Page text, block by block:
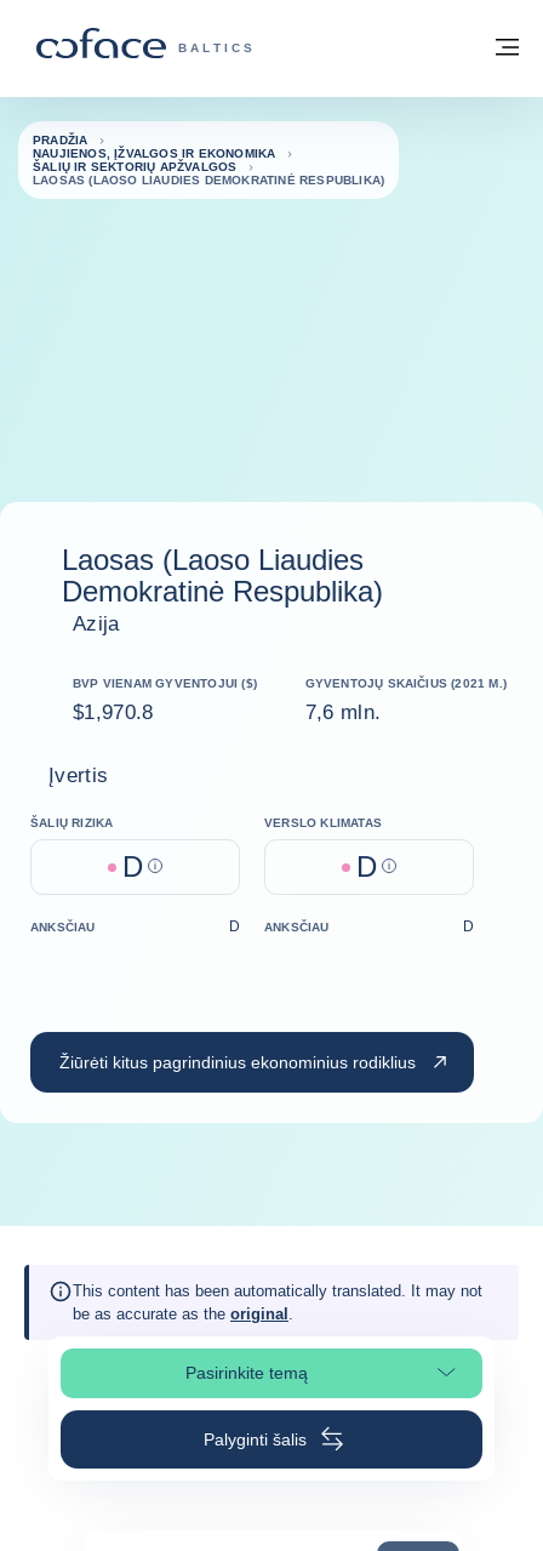
„COFACE“ FOR TRADE - GRUPĖS
BALTICS
Grįžti į pradžią
PRADŽIA
NAUJIENOS, ĮŽVALGOS IR EKONOMIKA
ŠALIŲ IR SEKTORIŲ APŽVALGOS
LAOSAS (LAOSO LIAUDIES DEMOKRATINĖ RESPUBLIKA)
Laosas (Laoso Liaudies
Demokratinė Respublika)
Azija
BVP VIENAM GYVENTOJUI ($)
$1,970.8
GYVENTOJŲ SKAIČIUS (2021 M.)
7,6 mln.
Įvertis
ŠALIŲ RIZIKA
D Help
VERSLO KLIMATAS
D Help
ANKSČIAU D ANKSČIAU D
Žiūrėti kitus pagrindinius ekonominius rodiklius
This content has been automatically translated. It may not
be as accurate as the original .
Pasirinkite temąPasirinkite puslapio skiltį
Palyginti šalis